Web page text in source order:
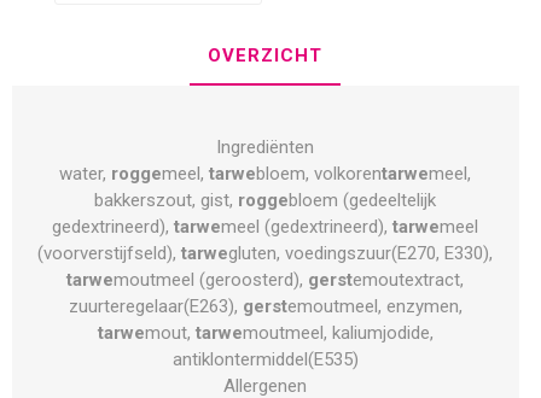
OVERZICHT
Ingrediënten
water, roggemeel,tarwebloem, volkorentarwemeel,
bakkerszout, gist, roggebloem (gedeeltelijk
gedextrineerd),tarwemeel (gedextrineerd),tarwemeel
(voorverstijfseld),tarwegluten, voedingszuur(E270, E330),
tarwemoutmeel (geroosterd), gerstemoutextract,
zuurteregelaar(E263), gerstemoutmeel, enzymen,
tarwemout, tarwemoutmeel, kaliumjodide,
antiklontermiddel(E535)
Allergenen